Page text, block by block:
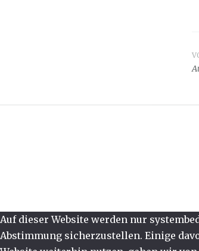
Auf dieser Website werden nur
Abstimmung sicherzustellen. Einige